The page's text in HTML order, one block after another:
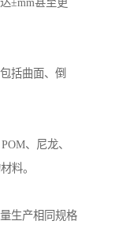
±mm甚至更
括曲面、倒
、尼龙、
料。
生产相同规格